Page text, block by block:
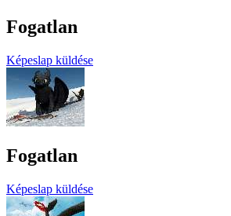
Fogatlan
Képeslap küldése
Fogatlan
Képeslap küldése